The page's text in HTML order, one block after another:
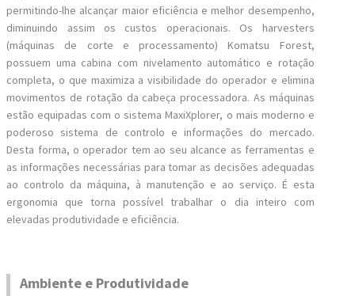
permitindo-lhe alcançar maior eficiência e melhor desempenho,
diminuindo assim os custos operacionais. Os harvesters
(máquinas de corte e processamento) Komatsu Forest,
possuem uma cabina com nivelamento automático e rotação
completa, o que maximiza a visibilidade do operador e elimina
movimentos de rotação da cabeça processadora. As máquinas
estão equipadas com o sistema MaxiXplorer, o mais moderno e
poderoso sistema de controlo e informações do mercado.
Desta forma, o operador tem ao seu alcance as ferramentas e
as informações necessárias para tomar as decisões adequadas
ao controlo da máquina, à manutenção e ao serviço. É esta
ergonomia que torna possível trabalhar o dia inteiro com
elevadas produtividade e eficiência.
Ambiente e Produtividade